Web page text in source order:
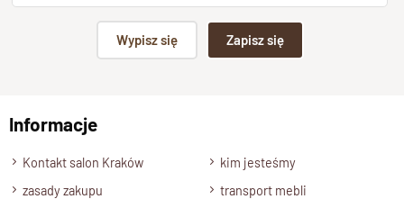
Szuflady
Szuflady na prowadnicach drewnianych, uchwyty pod
szufladą, zabezpieczenia przed wysunięciem
Podpis
Wyślij opinię
Wypisz się Zapisz się
Informacje
Kontakt salon Kraków
kim jesteśmy
zasady zakupu
transport mebli